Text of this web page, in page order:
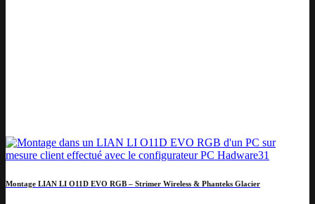
Montage LIAN LI O11D EVO RGB – Strimer Wireless & Phanteks Glacier